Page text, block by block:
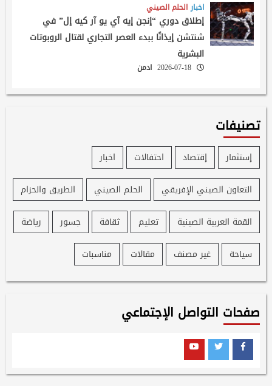
اخبار الحلم الصيني
إطلاق دوري “إنجن إيه آي يو آر كيه إل” في
شنتشن إيذانًا ببدء العصر التجاري لقتال الروبوتات
البشرية
ادمن
تصنيفات
إستثمار إقتصاد احتفالات
اخبار
التعاون الصيني الإفريقي
الحلم الصيني
الطريق والحزام
القمة العربية الصينية
تعليم ثقافة جسور
رياضة
سياحة
غير مصنف مقالات مناسبات
صفحات التواصل الإجتماعي
Facebook
Twitter
Youtube